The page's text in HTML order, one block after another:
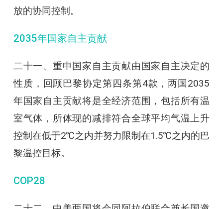
放的协同控制。
2035年国家自主贡献
二十一、重申国家自主贡献由国家自主决定的
性质，回顾巴黎协定第四条第4款，两国2035
年国家自主贡献将是全经济范围，包括所有温
室气体，所体现的减排符合全球平均气温上升
控制在低于2℃之内并努力限制在1.5℃之内的巴
黎温控目标。
COP28